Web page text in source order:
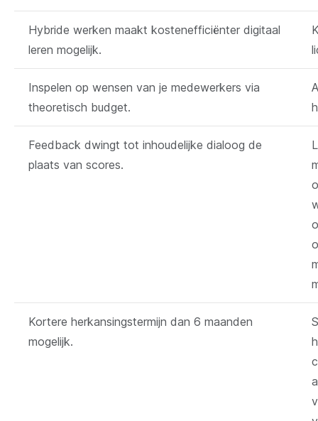
Hybride werken maakt kostenefficiënter digitaal
leren mogelijk.
Inspelen op wensen van je medewerkers via
theoretisch budget.
Feedback dwingt tot inhoudelijke dialoog de
plaats van scores.
Kortere herkansingstermijn dan 6 maanden
mogelijk.